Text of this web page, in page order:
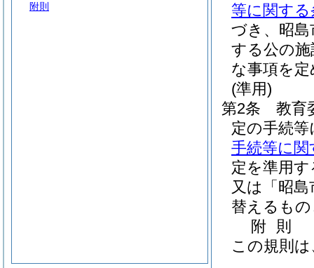
等に関する
づき、昭島
する公の
な事項を
(準用)
第2条
教育
定の手続
手続等に関
定を準用す
又は「昭
替えるも
附 則
この規則
附則